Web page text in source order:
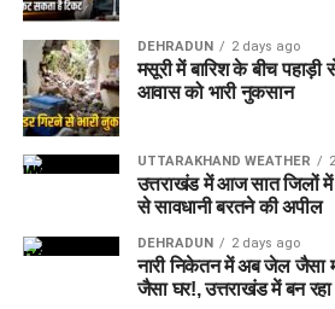
कवायद नहीं है, बल्कि नारी निकेतन में रहने
प्रति सोच में बदलाव की कोशिश भी है।
अगर यह योजना धरातल पर उतरती है तो
परिवार जैसा माहौल, बेहतर स्वतंत्रता और
सकेगा। इससे बच्चों और महिलाओं के मानसिक
DEHRADUN 2 days ago
मसूरी में बारिश के बीच पहाड़ी
आवास को भारी नुकसान
UTTARAKHAND WEATHER
उत्तराखंड में आज सात जिलों में
से सावधानी बरतने की अपील
DEHRADUN 2 days ago
नारी निकेतन में अब जेल जैसा
जैसा घर!, उत्तराखंड में बन